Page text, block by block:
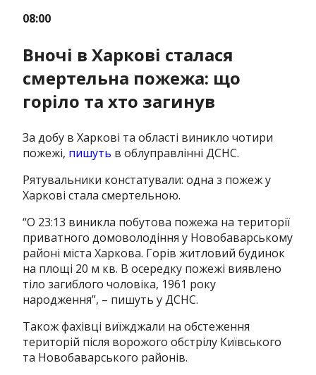
08:00
Вночі в Харкові сталася
смертельна пожежа: що
горіло та хто загинув
За добу в Харкові та області виникло чотири
пожежі, пишуть в облуправлінні ДСНС.
Рятувальники констатували: одна з пожеж у
Харкові стала смертельною.
“О 23:13 виникла побутова пожежа на території
приватного домоволодіння у Новобаварському
районі міста Харкова. Горів житловий будинок
на площі 20 м кв. В осередку пожежі виявлено
тіло загиблого чоловіка, 1961 року
народження”, – пишуть у ДСНС.
Також фахівці виїжджали на обстеження
територій після ворожого обстрілу Київського
та Новобаварського районів.